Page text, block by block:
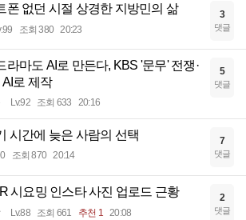
폰 없던 시절 상경한 지방민의 삶
조회 380 20:23
3
댓글
라마도 AI로 만든다, KBS '문무' 전쟁·
로 제작
Lv.92 조회 633 20:16
5
댓글
시간에 늦은 사람의 선택
조회 870 20:14
7
댓글
시요밍 인스타 사진 업로드 근황
Lv.88 조회 661 추천 1 20:08
2
댓글